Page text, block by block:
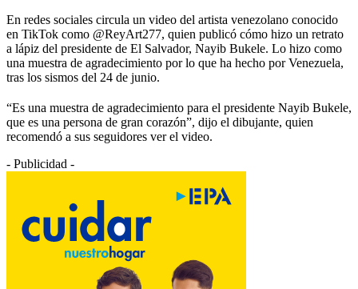
En redes sociales circula un video del artista venezolano conocido
en TikTok como @ReyArt277, quien publicó cómo hizo un retrato
a lápiz del presidente de El Salvador, Nayib Bukele. Lo hizo como
una muestra de agradecimiento por lo que ha hecho por Venezuela,
tras los sismos del 24 de junio.
“Es una muestra de agradecimiento para el presidente Nayib Bukele,
que es una persona de gran corazón”, dijo el dibujante, quien
recomendó a sus seguidores ver el video.
- Publicidad -